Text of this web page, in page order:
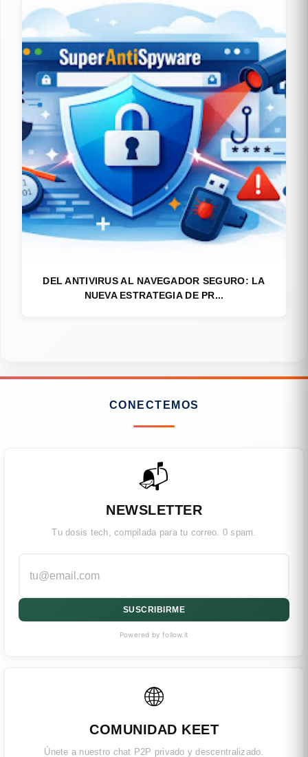
DEL ANTIVIRUS AL NAVEGADOR SEGURO: LA
NUEVA ESTRATEGIA DE PR...
CONECTEMOS
📬
NEWSLETTER
Tu dosis tech, compilada para tu correo. 0 spam.
SUSCRIBIRME
Powered by follow.it
🌐
COMUNIDAD KEET
Únete a nuestro chat P2P privado y descentralizado.